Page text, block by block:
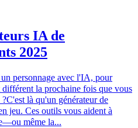
IA de
2025
personnage avec l'IA, pour
la prochaine fois que vous
là qu'un générateur de
jeu. Ces outils vous aident à
même la...